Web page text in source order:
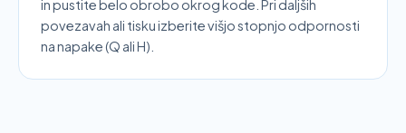
in pustite belo obrobo okrog kode. Pri daljših
povezavah ali tisku izberite višjo stopnjo odpornosti
na napake (Q ali H).